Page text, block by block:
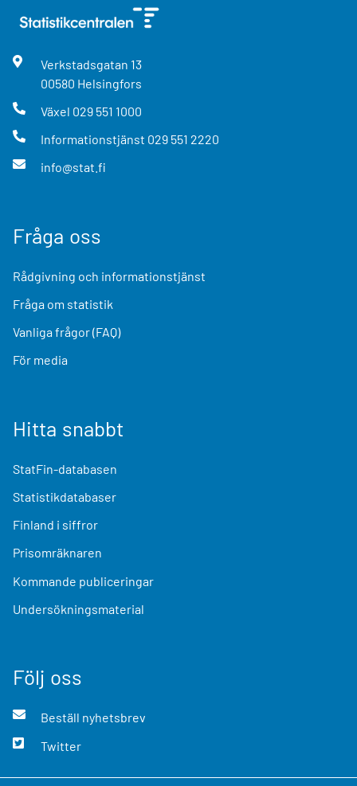
Verkstadsgatan 13
00580 Helsingfors
Växel 029 551 1000
Informationstjänst 029 551 2220
info@stat.fi
Fråga oss
Rådgivning och informationstjänst
Fråga om statistik
Vanliga frågor (FAQ)
För media
Hitta snabbt
StatFin-databasen
Statistikdatabaser
Finland i siffror
Prisomräknaren
Kommande publiceringar
Undersökningsmaterial
Följ oss
Beställ nyhetsbrev
Twitter